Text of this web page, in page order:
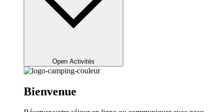
Open Activités
Bienvenue